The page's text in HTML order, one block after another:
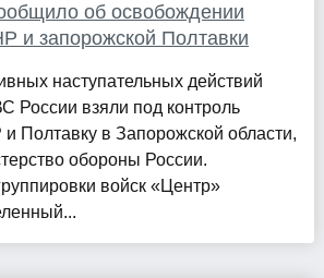
об освобождении
и запорожской Полтавки
наступательных действий
России взяли под контроль
Полтавку в Запорожской области,
обороны России.
войск «Центр»